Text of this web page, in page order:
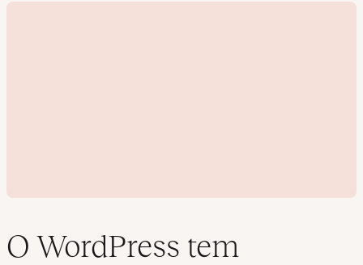
O WordPress tem